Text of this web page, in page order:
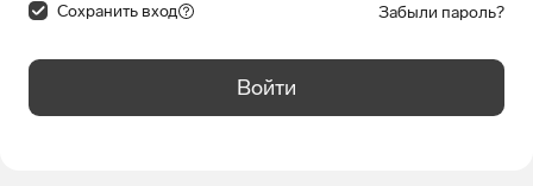
Сохранить вход Забыли пароль?
Войти